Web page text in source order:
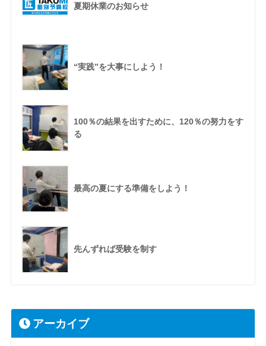
夏期休業のお知らせ
“実践”を大事にしよう！
100％の結果を出すために、120％の努力をす
る
最高の夏にする準備をしよう！
先んずれば受験を制す
アーカイブ